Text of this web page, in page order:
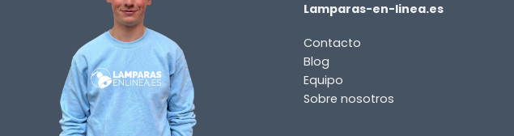
Lamparas-en-linea.es
Contacto
Blog
Equipo
Sobre nosotros